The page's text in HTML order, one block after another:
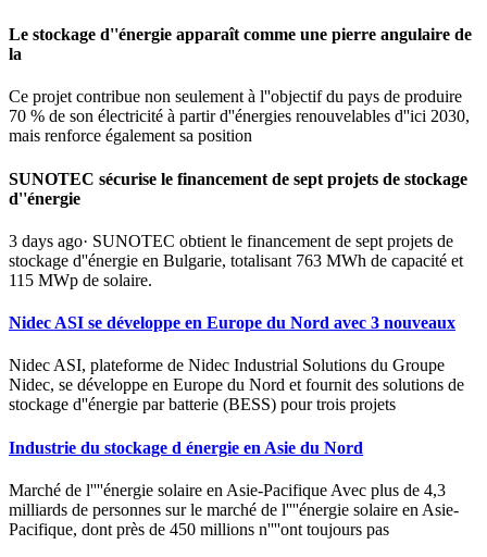
Le stockage d''énergie apparaît comme une pierre angulaire de
la
Ce projet contribue non seulement à l''objectif du pays de produire
70 % de son électricité à partir d''énergies renouvelables d''ici 2030,
mais renforce également sa position
SUNOTEC sécurise le financement de sept projets de stockage
d''énergie
3 days ago· SUNOTEC obtient le financement de sept projets de
stockage d''énergie en Bulgarie, totalisant 763 MWh de capacité et
115 MWp de solaire.
Nidec ASI se développe en Europe du Nord avec 3 nouveaux
Nidec ASI, plateforme de Nidec Industrial Solutions du Groupe
Nidec, se développe en Europe du Nord et fournit des solutions de
stockage d''énergie par batterie (BESS) pour trois projets
Industrie du stockage d énergie en Asie du Nord
Marché de l''''énergie solaire en Asie-Pacifique Avec plus de 4,3
milliards de personnes sur le marché de l''''énergie solaire en Asie-
Pacifique, dont près de 450 millions n''''ont toujours pas